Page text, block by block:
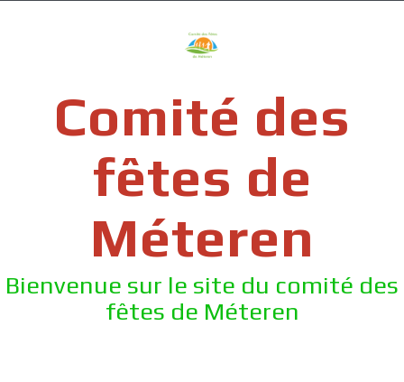
Comité des
fêtes de
Méteren
Bienvenue sur le site du comité des
fêtes de Méteren